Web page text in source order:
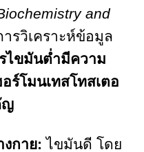
and
รวิเคราะห์ข้อมูล
ไขมันต่ำมีความ
ร์โมนเทสโทสเตอ
ญ
กาย: ไขมันดี โดย